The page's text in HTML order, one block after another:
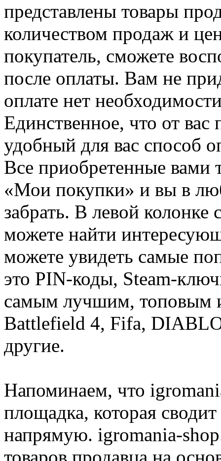
представлены товары
количеством продаж и
покупатель, сможете
после оплаты. Вам не
оплате нет
Единственное, что от вас
удобный для вас способ
Все приобретенные вами
«Мои покупки» и вы в
забрать. В левой
можете найти
можете увидеть самые
это PIN-коды, Steam-
самым лучшим, топовым
Battlefield 4, Fifa,
другие.
Напоминаем, что
площадка, которая
напрямую. igromania-